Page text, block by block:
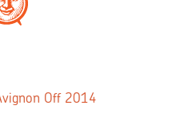
Off 2014